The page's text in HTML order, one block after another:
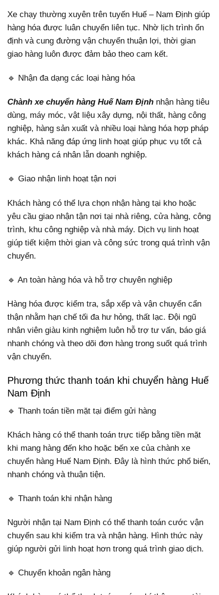
Xe chạy thường xuyên trên tuyến Huế – Nam Định giúp
hàng hóa được luân chuyển liên tục. Nhờ lịch trình ổn
định và cung đường vận chuyển thuận lợi, thời gian
giao hàng luôn được đảm bảo theo cam kết.
🔹 Nhận đa dạng các loại hàng hóa
Chành xe chuyển hàng Huế Nam Định nhận hàng tiêu
dùng, máy móc, vật liệu xây dựng, nội thất, hàng công
nghiệp, hàng sản xuất và nhiều loại hàng hóa hợp pháp
khác. Khả năng đáp ứng linh hoạt giúp phục vụ tốt cả
khách hàng cá nhân lẫn doanh nghiệp.
🔹 Giao nhận linh hoạt tận nơi
Khách hàng có thể lựa chọn nhận hàng tại kho hoặc
yêu cầu giao nhận tận nơi tại nhà riêng, cửa hàng, công
trình, khu công nghiệp và nhà máy. Dịch vụ linh hoạt
giúp tiết kiệm thời gian và công sức trong quá trình vận
chuyển.
🔹 An toàn hàng hóa và hỗ trợ chuyên nghiệp
Hàng hóa được kiểm tra, sắp xếp và vận chuyển cẩn
thận nhằm hạn chế tối đa hư hỏng, thất lạc. Đội ngũ
nhân viên giàu kinh nghiệm luôn hỗ trợ tư vấn, báo giá
nhanh chóng và theo dõi đơn hàng trong suốt quá trình
vận chuyển.
Phương thức thanh toán khi chuyển hàng Huế
Nam Định
🔹 Thanh toán tiền mặt tại điểm gửi hàng
Khách hàng có thể thanh toán trực tiếp bằng tiền mặt
khi mang hàng đến kho hoặc bến xe của chành xe
chuyển hàng Huế Nam Định. Đây là hình thức phổ biến,
nhanh chóng và thuận tiện.
🔹 Thanh toán khi nhận hàng
Người nhận tại Nam Định có thể thanh toán cước vận
chuyển sau khi kiểm tra và nhận hàng. Hình thức này
giúp người gửi linh hoạt hơn trong quá trình giao dịch.
🔹 Chuyển khoản ngân hàng